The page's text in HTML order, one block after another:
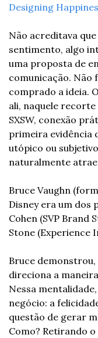
Designing
Não acreditava
sentimento, algo
uma proposta de
comunicação. Não
comprado a ideia.
ali, naquele
SXSW, conexão
primeira evidência
utópico ou
naturalmente
Bruce Vaughn
Disney era um dos
Cohen (SVP Brand
Stone (Experience
Bruce demonstrou,
direciona a
Nessa
negócio: a
questão de gerar
Como? Retirando